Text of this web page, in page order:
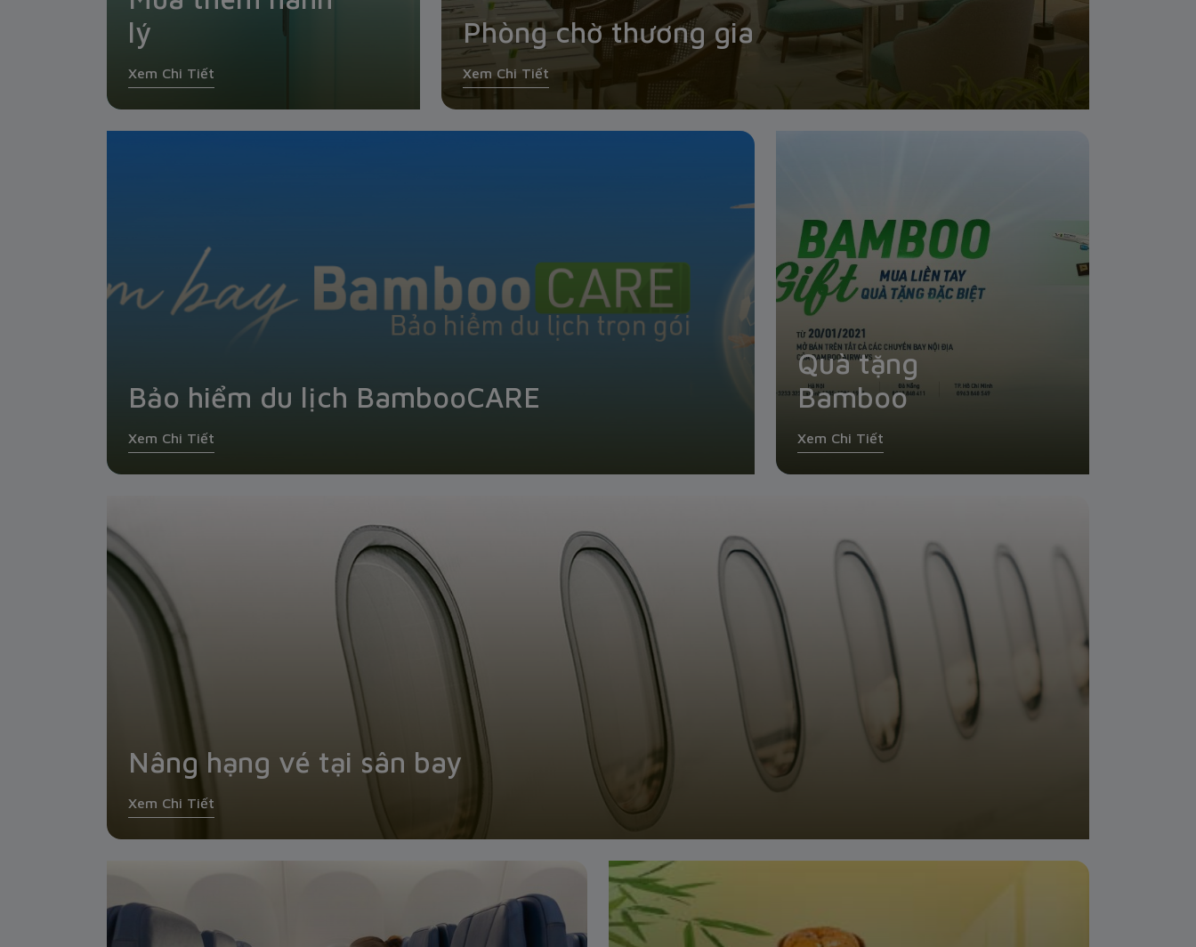
lý
Xem Chi Tiết
Phòng chờ thương gia
Xem Chi Tiết
Bảo hiểm du lịch BambooCARE
Xem Chi Tiết
Quà tặng
Bamboo
Xem Chi Tiết
Nâng hạng vé tại sân bay
Xem Chi Tiết